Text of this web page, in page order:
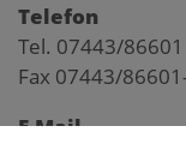
Telefon
Tel. 07443/86601
Fax 07443/
E-Mail